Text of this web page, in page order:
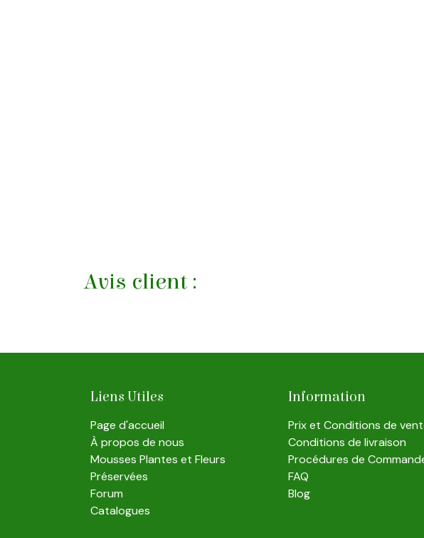
Avis client :
Liens Utiles
Page d'accueil
À propos de nous
Mousses Plantes et Fleurs
Préservées
Forum
Catalogues
Information
Prix et Conditions de
Conditions de livraison
Procédures de
FAQ
Blog